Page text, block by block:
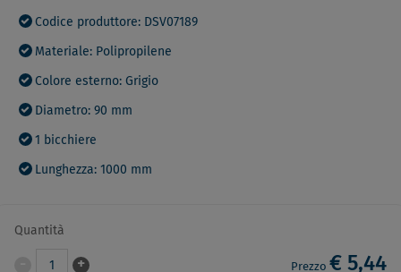
Codice produttore: DSV07189
Materiale: Polipropilene
Colore esterno: Grigio
Diametro: 90 mm
1 bicchiere
Lunghezza: 1000 mm
Quantità
1 + Prezzo € 5,44